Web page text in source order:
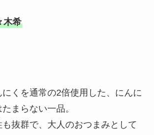
木希
くを通常の2倍使用した、にんに
まらない一品。
も抜群で、大人のおつまみとして